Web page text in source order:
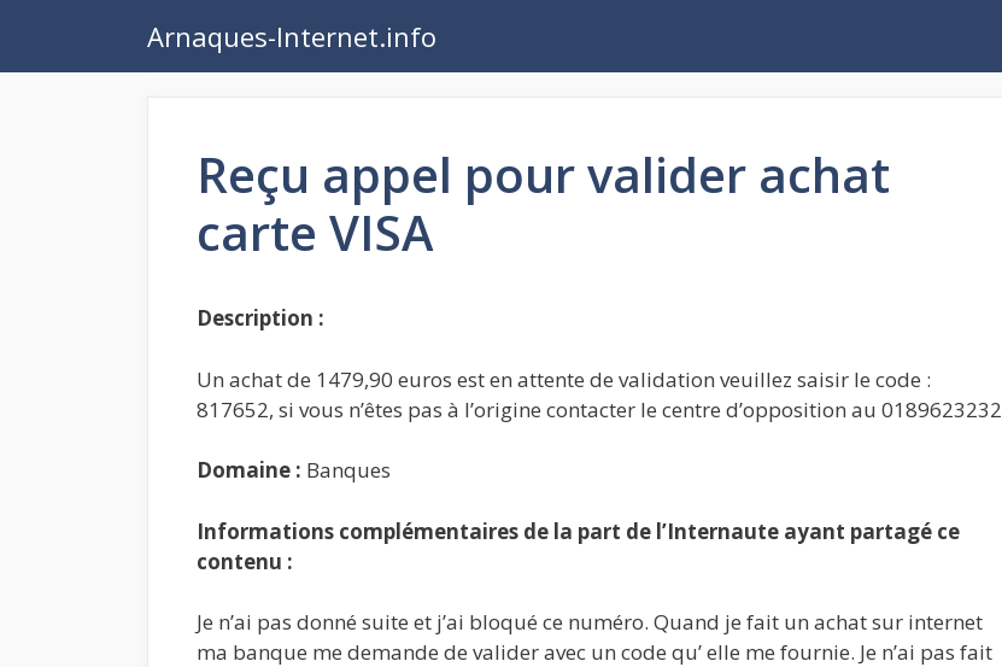
contenu
Arnaques-Internet.info
Reçu appel pour valider achat
carte VISA
Description :
Un achat de 1479,90 euros est en attente de validation veuillez saisir le code :
817652, si vous n’êtes pas à l’origine contacter le centre d’opposition au 0189623232
Domaine : Banques
Informations complémentaires de la part de l’Internaute ayant partagé ce
contenu :
Je n’ai pas donné suite et j’ai bloqué ce numéro. Quand je fait un achat sur internet
ma banque me demande de valider avec un code qu’ elle me fournie. Je n’ai pas fait